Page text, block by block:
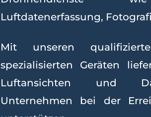
Luftdatenerfassung,
Mit unseren
spezialisierten Geräten
Luftansichten und
Unternehmen bei der